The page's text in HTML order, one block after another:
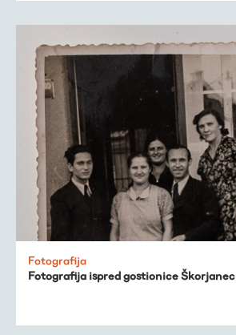
Fotografija
Fotografija ispred gostionice Škorjanec